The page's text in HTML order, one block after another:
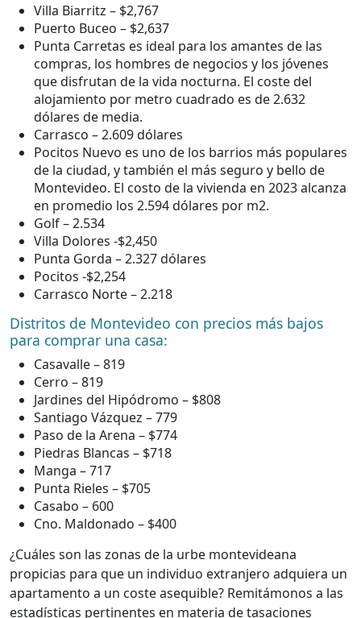
Villa Biarritz – $2,767
Puerto Buceo – $2,637
Punta Carretas es ideal para los amantes de las
compras, los hombres de negocios y los jóvenes
que disfrutan de la vida nocturna. El coste del
alojamiento por metro cuadrado es de 2.632
dólares de media.
Carrasco – 2.609 dólares
Pocitos Nuevo es uno de los barrios más populares
de la ciudad, y también el más seguro y bello de
Montevideo. El costo de la vivienda en 2023 alcanza
en promedio los 2.594 dólares por m2.
Golf – 2.534
Villa Dolores -$2,450
Punta Gorda – 2.327 dólares
Pocitos -$2,254
Carrasco Norte – 2.218
Distritos de Montevideo con precios más bajos
para comprar una casa:
Casavalle – 819
Cerro – 819
Jardines del Hipódromo – $808
Santiago Vázquez – 779
Paso de la Arena – $774
Piedras Blancas – $718
Manga – 717
Punta Rieles – $705
Casabo – 600
Cno. Maldonado – $400
¿Cuáles son las zonas de la urbe montevideana
propicias para que un individuo extranjero adquiera un
apartamento a un coste asequible? Remitámonos a las
estadísticas pertinentes en materia de tasaciones